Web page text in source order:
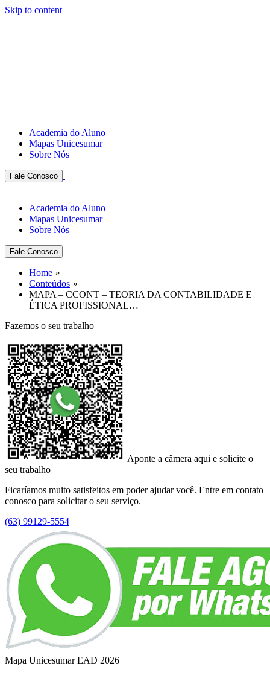
Skip to content
Academia do Aluno
Mapas Unicesumar
Sobre Nós
Fale Conosco
Academia do Aluno
Mapas Unicesumar
Sobre Nós
Fale Conosco
Home
Conteúdos
MAPA – CCONT – TEORIA DA CONTABILIDADE E
ÉTICA PROFISSIONAL…
Fazemos o seu trabalho
Aponte a câmera aqui e solicite o
seu trabalho
Ficaríamos muito satisfeitos em poder ajudar você. Entre em contato
conosco para solicitar o seu serviço.
(63) 99129-5554
Mapa Unicesumar EAD 2026